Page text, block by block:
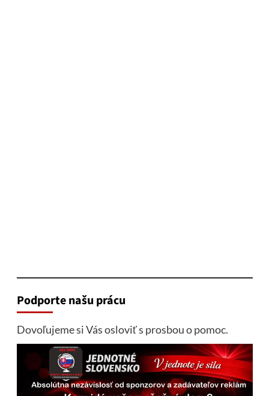
Podporte našu prácu
Dovoľujeme si Vás osloviť s prosbou o pomoc.